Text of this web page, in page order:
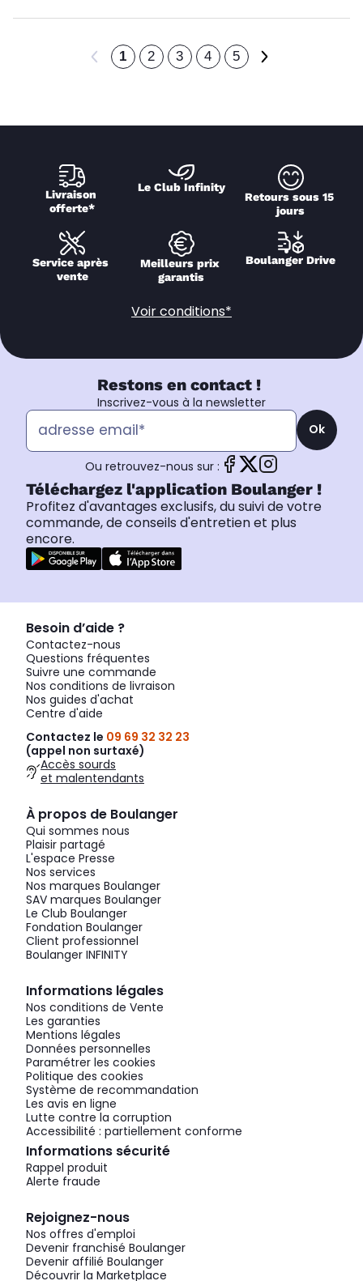
Livraison
offerte*
Le Club Infinity
Retours sous 15
jours
Service après
vente
Meilleurs prix
garantis
Boulanger Drive
Voir conditions*
Restons en contact !
Inscrivez-vous à la newsletter
Ok
Ou retrouvez-nous sur :
Téléchargez l'application Boulanger !
Profitez d'avantages exclusifs, du suivi de votre
commande, de conseils d'entretien et plus
encore.
Besoin d’aide ?
Contactez-nous
Questions fréquentes
Suivre une commande
Nos conditions de livraison
Nos guides d'achat
Centre d'aide
Contactez le 09 69 32 32 23
(appel non surtaxé)
Accès sourds
et malentendants
À propos de Boulanger
Qui sommes nous
Plaisir partagé
L'espace Presse
Nos services
Nos marques Boulanger
SAV marques Boulanger
Le Club Boulanger
Fondation Boulanger
Client professionnel
Boulanger INFINITY
Informations légales
Nos conditions de Vente
Les garanties
Mentions légales
Données personnelles
Paramétrer les cookies
Politique des cookies
Système de recommandation
Les avis en ligne
Lutte contre la corruption
Accessibilité : partiellement conforme
Informations sécurité
Rappel produit
Alerte fraude
Rejoignez-nous
Nos offres d'emploi
Devenir franchisé Boulanger
Devenir affilié Boulanger
Découvrir la Marketplace